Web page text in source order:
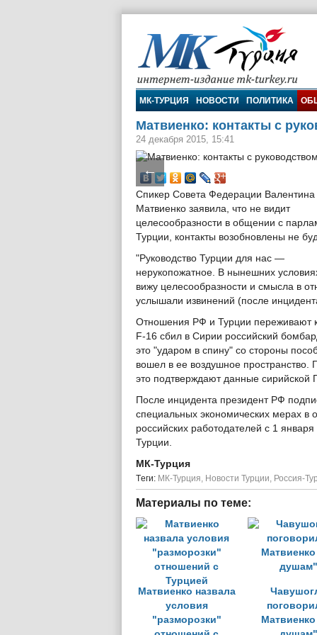
МК-Турция
МК-ТУРЦИЯ НОВОСТИ ПОЛИТИКА
Матвиенко: контакты с
24 декабря 2015, 15:41
←
Спикер Совета Федерации Валентина
Матвиенко заявила, что не видит
целесообразности в общении с
Турции, контакты возобновлены не
"Руководство Турции для нас —
нерукопожатное. В нынешних
вижу целесообразности и смысла в
услышали извинений (после
Отношения РФ и Турции переживают
F-16 сбил в Сирии российский
это "ударом в спину" со стороны
вошел в ее воздушное пространство.
это подтверждают данные сирийской
После инцидента президент РФ
специальных экономических мерах в
российских работодателей с 1
Турции.
МК-Турция
Tеги: МК-Турция, Новости Турции, Россия-
Материалы по теме:
Матвиенко назвала
условия
"разморозки"